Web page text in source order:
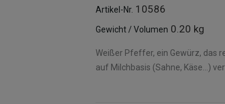
Artikel-Nr. 10586
Gewicht / Volumen 0.20 kg
Weißer Pfeffer, ein Gewürz, das
auf Milchbasis (Sahne, Käse...)